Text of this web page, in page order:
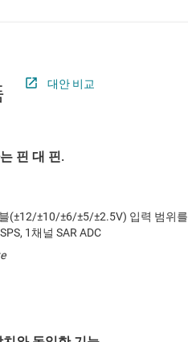
대안 비교
핀 대 핀.
(±12/±10/±6/±5/±2.5V) 입력 범위를
1채널 SAR ADC